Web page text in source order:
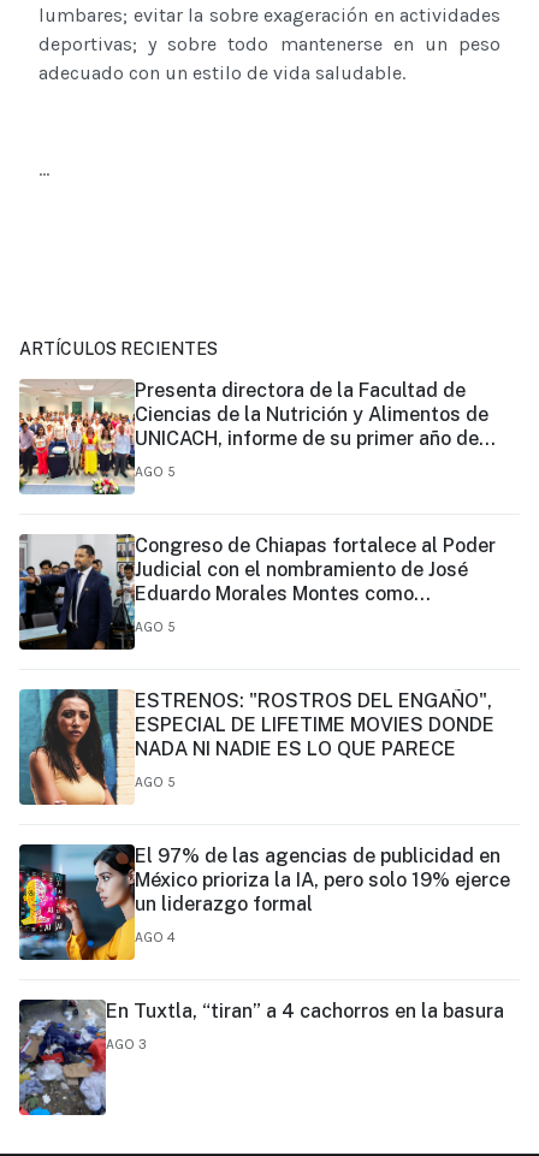
lumbares; evitar la sobre exageración en actividades
deportivas; y sobre todo mantenerse en un peso
adecuado con un estilo de vida saludable.
...
ARTÍCULOS RECIENTES
Presenta directora de la Facultad de
Ciencias de la Nutrición y Alimentos de
UNICACH, informe de su primer año de
gestión
AGO 5
Congreso de Chiapas fortalece al Poder
Judicial con el nombramiento de José
Eduardo Morales Montes como
magistrado
AGO 5
ESTRENOS: "ROSTROS DEL ENGAÑO",
ESPECIAL DE LIFETIME MOVIES DONDE
NADA NI NADIE ES LO QUE PARECE
AGO 5
El 97% de las agencias de publicidad en
México prioriza la IA, pero solo 19% ejerce
un liderazgo formal
AGO 4
En Tuxtla, “tiran” a 4 cachorros en la basura
AGO 3